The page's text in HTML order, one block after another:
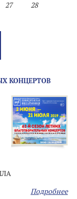
27
28
КОНЦЕРТОВ
Подробнее